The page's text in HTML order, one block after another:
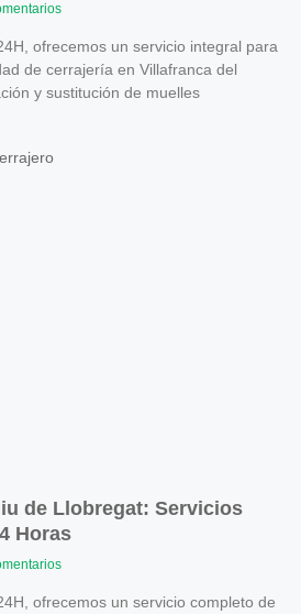
ofrecemos un servicio integral para
de cerrajería en Villafranca del
y sustitución de muelles
de Llobregat: Servicios
Horas
ofrecemos un servicio completo de